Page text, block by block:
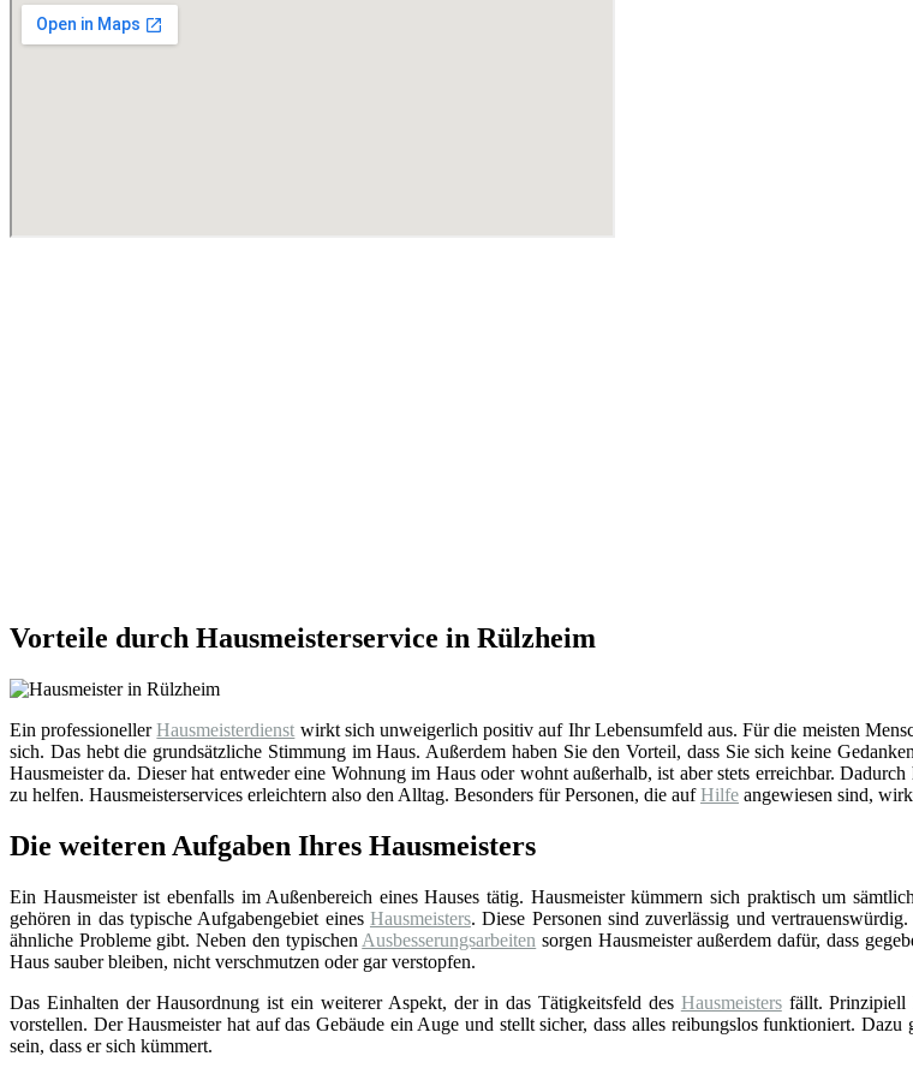
Vorteile durch Hausmeisterservice in Rülzheim
Ein professionellerHausmeisterdienst wirkt sich unweigerlich positiv auf Ihr Lebensumfeld aus. Für die meisten
sich. Das hebt die grundsätzliche Stimmung im Haus. Außerdem haben Sie den Vorteil, dass Sie sich keine
Hausmeister da. Dieser hat entweder eine Wohnung im Haus oder wohnt außerhalb, ist aber stets erreichbar.
zu helfen. Hausmeisterservices erleichtern also den Alltag. Besonders für Personen, die aufHilfe angewiesen sind,
Die weiteren Aufgaben Ihres Hausmeisters
Ein Hausmeister ist ebenfalls im Außenbereich eines Hauses tätig. Hausmeister kümmern sich praktisch um
gehören in das typische Aufgabengebiet eines Hausmeisters. Diese Personen sind zuverlässig und
ähnliche Probleme gibt. Neben den typischen Ausbesserungsarbeiten sorgen Hausmeister außerdem dafür, dass
Haus sauber bleiben, nicht verschmutzen oder gar verstopfen.
Das Einhalten der Hausordnung ist ein weiterer Aspekt, der in das Tätigkeitsfeld des Hausmeistersfällt. Prinzipiell
vorstellen. Der Hausmeister hat auf das Gebäude ein Auge und stellt sicher, dass alles reibungslos funktioniert.
sein, dass er sich kümmert.